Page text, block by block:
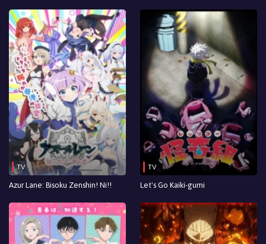
TV
Azur Lane: Bisoku Zenshin! Ni!!
TV
Let's Go Kaiki-gumi